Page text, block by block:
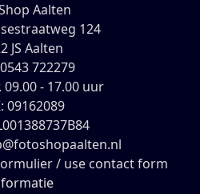
Aalten
124
JS Aalten
722279
09.00 - 17.00 uur
09162089
/ use contact form